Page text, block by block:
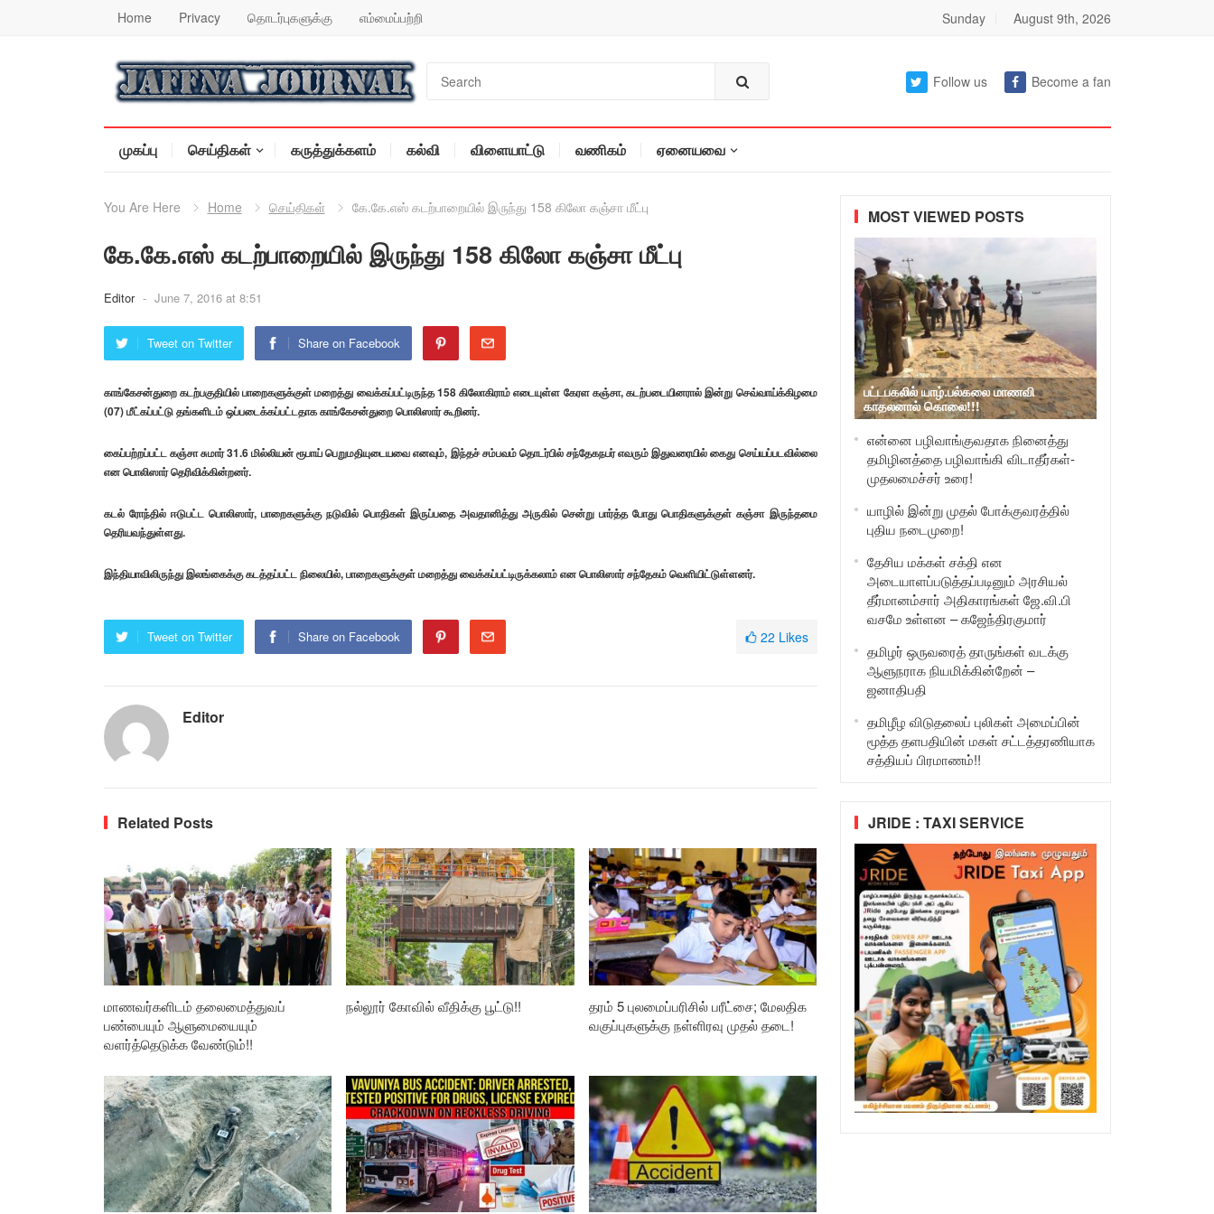
Home Privacy தொடர்புகளுக்கு எம்மைப்பற்றி Sunday August 9th, 2026
Follow us Become a fan
முகப்பு செய்திகள் கருத்துக்களம் கல்வி விளையாட்டு வணிகம் ஏனையவை
You Are Here Home செய்திகள் கே.கே.எஸ் கடற்பாறையில் இருந்து 158 கிலோ கஞ்சா மீட்பு
கே.கே.எஸ் கடற்பாறையில் இருந்து 158 கிலோ கஞ்சா மீட்பு
Editor - June 7, 2016 at 8:51
Tweet on Twitter Share on Facebook
காங்கேசன்துறை கடற்பகுதியில் பாறைகளுக்குள் மறைத்து வைக்கப்பட்டிருந்த 158 கிலோகிராம் எடையுள்ள கேரள கஞ்சா, கடற்படையினரால் இன்று செவ்வாய்க்கிழமை
(07) மீட்கப்பட்டு தங்களிடம் ஒப்படைக்கப்பட்டதாக காங்கேசன்துறை பொலிஸார் கூறினர்.
கைப்பற்றப்பட்ட கஞ்சா சுமார் 31.6 மில்லியன் ரூபாய் பெறுமதியுடையவை எனவும், இந்தச் சம்பவம் தொடர்பில் சந்தேகநபர் எவரும் இதுவரையில் கைது செய்யப்படவில்லை
என பொலிஸார் தெரிவிக்கின்றனர்.
கடல் ரோந்தில் ஈடுபட்ட பொலிஸார், பாறைகளுக்கு நடுவில் பொதிகள் இருப்பதை அவதானித்து அருகில் சென்று பார்த்த போது பொதிகளுக்குள் கஞ்சா இருந்தமை
தெரியவந்துள்ளது.
இந்தியாவிலிருந்து இலங்கைக்கு கடத்தப்பட்ட நிலையில், பாறைகளுக்குள் மறைத்து வைக்கப்பட்டிருக்கலாம் என பொலிஸார் சந்தேகம் வெளியிட்டுள்ளனர்.
Tweet on Twitter Share on Facebook 22 Likes
Editor
Related Posts
மாணவர்களிடம் தலைமைத்துவப்
பண்பையும் ஆளுமையையும்
வளர்த்தெடுக்க வேண்டும்!!
நல்லூர் கோவில் வீதிக்கு பூட்டு!!
தரம் 5 புலமைப்பரிசில் பரீட்சை; மேலதிக
வகுப்புகளுக்கு நள்ளிரவு முதல் தடை!
MOST VIEWED POSTS
பட்டபகலில் யாழ்.பல்கலை மாணவி
காதலனால் கொலை!!!
என்னை பழிவாங்குவதாக நினைத்து
தமிழினத்தை பழிவாங்கி விடாதீர்கள்-
முதலமைச்சர் உரை!
யாழில் இன்று முதல் போக்குவரத்தில்
புதிய நடைமுறை!
தேசிய மக்கள் சக்தி என
அடையாளப்படுத்தப்படினும் அரசியல்
தீர்மானம்சார் அதிகாரங்கள் ஜே.வி.பி
வசமே உள்ளன – கஜேந்திரகுமார்
தமிழர் ஒருவரைத் தாருங்கள் வடக்கு
ஆளுநராக நியமிக்கின்றேன் –
ஜனாதிபதி
தமிழீழ விடுதலைப் புலிகள் அமைப்பின்
மூத்த தளபதியின் மகள் சட்டத்தரணியாக
சத்தியப் பிரமாணம்!!
JRIDE : TAXI SERVICE